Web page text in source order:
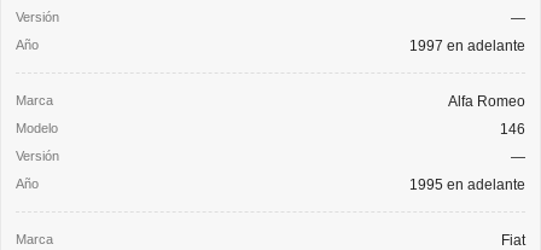
—
1997 en adelante
Alfa Romeo
146
—
1995 en adelante
Fiat